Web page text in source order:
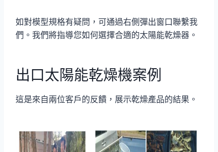
如對模型規格有疑問，可通過右側彈出窗口聯繫我
們。我們將指導您如何選擇合適的太陽能乾燥器。
出口太陽能乾燥機案例
這是來自兩位客戶的反饋，展示乾燥產品的結果。